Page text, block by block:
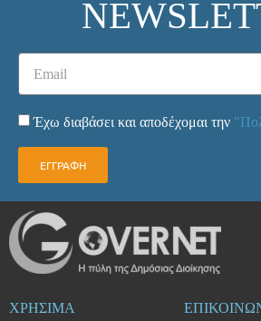
Έχω διαβάσει και αποδέχομαι την
ΕΓΓΡΑΦΗ
ΧΡΗΣΙΜΑ